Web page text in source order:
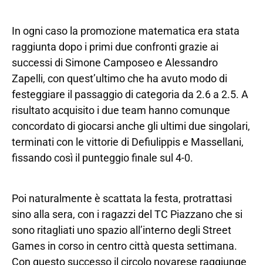
In ogni caso la promozione matematica era stata
raggiunta dopo i primi due confronti grazie ai
successi di Simone Camposeo e Alessandro
Zapelli, con quest’ultimo che ha avuto modo di
festeggiare il passaggio di categoria da 2.6 a 2.5. A
risultato acquisito i due team hanno comunque
concordato di giocarsi anche gli ultimi due singolari,
terminati con le vittorie di Defiulippis e Massellani,
fissando così il punteggio finale sul 4-0.
Poi naturalmente è scattata la festa, protrattasi
sino alla sera, con i ragazzi del TC Piazzano che si
sono ritagliati uno spazio all’interno degli Street
Games in corso in centro città questa settimana.
Con questo successo il circolo novarese raggiunge